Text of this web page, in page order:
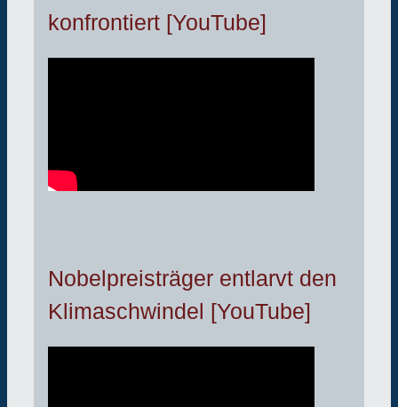
konfrontiert [YouTube]
Nobelpreisträger entlarvt den
Klimaschwindel [YouTube]